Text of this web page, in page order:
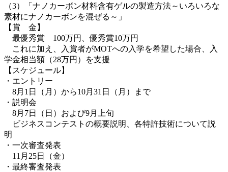
（3）「ナノカーボン材料含有ゲルの製造方法～いろいろな
素材にナノカーボンを混ぜる～」
【賞 金】
最優秀賞 100万円、優秀賞10万円
これに加え、入賞者がMOTへの入学を希望した場合、入
学金相当額（28万円）を支援
【スケジュール】
・エントリー
8月1日（月）から10月31日（月）まで
・説明会
8月7日（日）および9月上旬
ビジネスコンテストの概要説明、各特許技術について説
明
・一次審査発表
11月25日（金）
・最終審査発表